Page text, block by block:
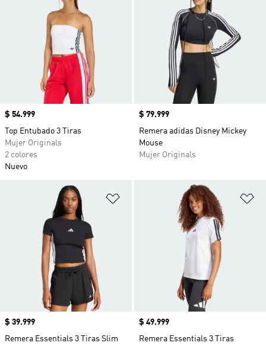
Precio
$ 54.999
Top Entubado 3 Tiras
Mujer Originals
2 colores
Nuevo
Precio
$ 79.999
Remera adidas Disney Mickey
Mouse
Mujer Originals
Añadir a la lista de deseos
Precio
$ 39.999
Remera Essentials 3 Tiras Slim
Precio
$ 49.999
Remera Essentials 3 Tiras